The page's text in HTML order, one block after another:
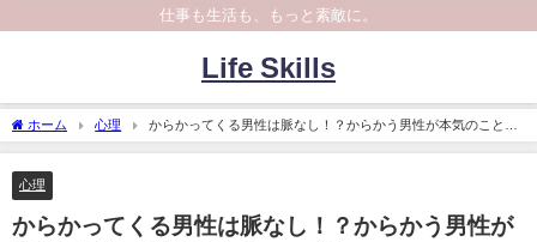
仕事も生活も、もっと素敵に。
Life Skills
ホーム 心理
からかってくる男性は脈なし！？からかう男性が本気のことも
あるのかチェック！
心理
からかってくる男性は脈なし！？からかう男性が